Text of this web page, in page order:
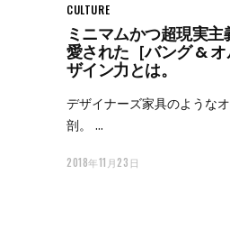
CULTURE
ミニマムかつ超現実
愛された［バング &
ザイン力とは。
デザイナーズ家具のような
剖。
2018年11月23日